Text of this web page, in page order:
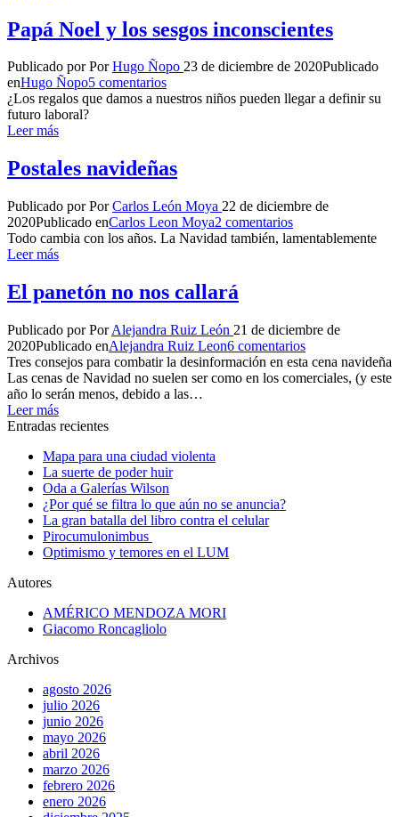
Papá Noel y los sesgos inconscientes
Publicado por PorHugo Ñopo 23 de diciembre de 2020Publicado
enHugo Ñopo5 comentarios
¿Los regalos que damos a nuestros niños pueden llegar a definir su
futuro laboral?
Leer más
Postales navideñas
Publicado por PorCarlos León Moya 22 de diciembre de
2020Publicado enCarlos Leon Moya2 comentarios
Todo cambia con los años. La Navidad también, lamentablemente
Leer más
El panetón no nos callará
Publicado por PorAlejandra Ruiz León 21 de diciembre de
2020Publicado enAlejandra Ruiz Leon6 comentarios
Tres consejos para combatir la desinformación en esta cena navideña
Las cenas de Navidad no suelen ser como en los comerciales, (y este
año lo serán menos, debido a las…
Leer más
Entradas recientes
Mapa para una ciudad violenta
La suerte de poder huir
Oda a Galerías Wilson
¿Por qué se filtra lo que aún no se anuncia?
La gran batalla del libro contra el celular
Pirocumulonimbus
Optimismo y temores en el LUM
Autores
AMÉRICO MENDOZA MORI
Giacomo Roncagliolo
Archivos
agosto 2026
julio 2026
junio 2026
mayo 2026
abril 2026
marzo 2026
febrero 2026
enero 2026